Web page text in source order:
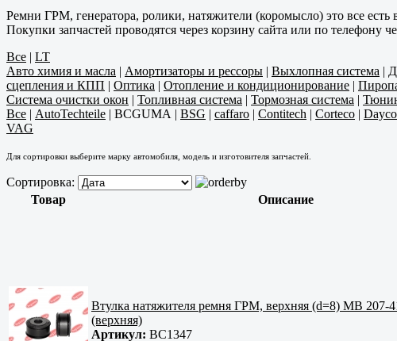
Ремни ГРМ, генератора, ролики, натяжители (коромысло) это все
Покупки запчастей проводятся через корзину сайта или по телефону
Все | LT
Авто химия и масла | Амортизаторы и рессоры | Выхлопная система |
сцепления и КПП | Оптика | Отопление и кондиционирование |
Система очистки окон | Топливная система | Тормозная система |
Все | AutoTechteile | BCGUMA | BSG | caffaro | Contitech | Corteco | Dayco
VAG
Для сортировки выберите марку автомобиля, модель и изготовителя запчастей.
Сортировка:
Товар
Описание
Втулка натяжителя ремня ГРМ, верхняя (d=8) MB 207-
(верхняя)
Артикул: BC1347